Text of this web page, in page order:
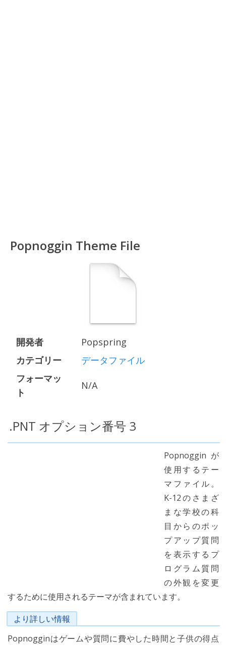
Popnoggin Theme File
開発者
Popspring
カテゴリー
データファイル
フォーマッ
ト
N/A
.PNT オプション番号 3
Popnogginが
使用するテー
マファイル。
K-12のさまざ
まな学校の科
目からのポッ
プアップ質問
を表示するプ
ログラム質問
の外観を変更
するために使用されるテーマが含まれています。
より詳しい情報
Popnogginはゲームや質問に費やした時間と子供の得点